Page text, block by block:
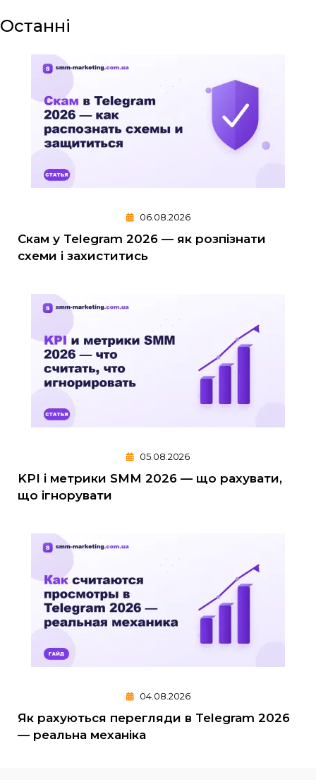
Останні
06.08.2026
Скам у Telegram 2026 — як розпізнати
схеми і захиститись
05.08.2026
KPI і метрики SMM 2026 — що рахувати,
що ігнорувати
04.08.2026
Як рахуються перегляди в Telegram 2026
— реальна механіка